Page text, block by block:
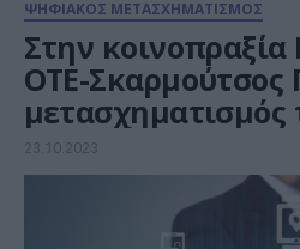
ΨΗΦΙΑΚΟΣ ΜΕΤΑΣΧΗΜΑΤΙΣΜΟΣ
Στην
OTE-
μετασχηματισμός
τομέα έναντι 33,7
23.10.2023